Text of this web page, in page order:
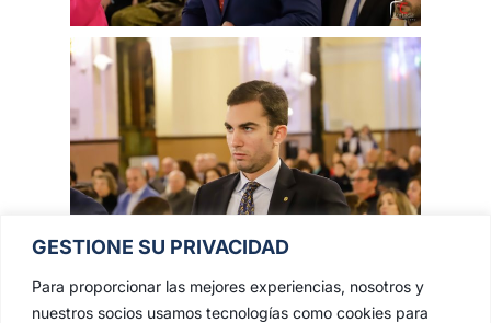
GESTIONE SU PRIVACIDAD
Para proporcionar las mejores experiencias, nosotros y
nuestros socios usamos tecnologías como cookies para